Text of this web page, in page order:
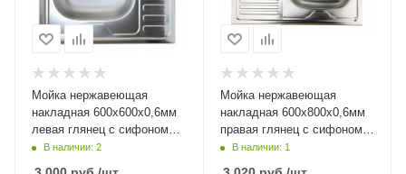
Мойка нержавеющая
накладная 600х600х0,6мм
левая глянец с сифоном
MG6-6060L РМС
В наличии: 2
Мойка нержавеющая
накладная 600х800х0,6мм
правая глянец с сифоном
MG6-8060R РМС
В наличии: 1